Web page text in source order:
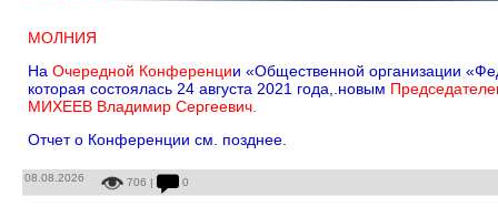
МОЛНИЯ
На Очередной Конференции «Общественной организации
которая состоялась 24 августа 2021 года,.новым
МИХЕЕВ Владимир Сергеевич.
Отчет о Конференции см. позднее.
08.08.2026 706 | 0